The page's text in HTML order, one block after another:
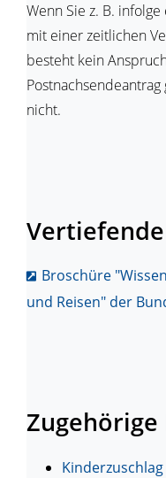
Wenn Sie z. B.
mit einer zeitlichen
besteht kein
nicht.
Broschüre
und Reisen" der
Zugehörige